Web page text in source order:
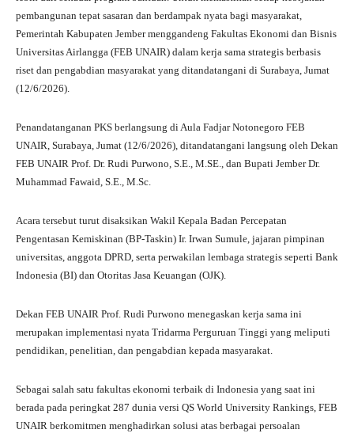
pembangunan tepat sasaran dan berdampak nyata bagi masyarakat,
Pemerintah Kabupaten Jember menggandeng Fakultas Ekonomi dan Bisnis
Universitas Airlangga (FEB UNAIR) dalam kerja sama strategis berbasis
riset dan pengabdian masyarakat yang ditandatangani di Surabaya, Jumat
(12/6/2026).
Penandatanganan PKS berlangsung di Aula Fadjar Notonegoro FEB
UNAIR, Surabaya, Jumat (12/6/2026), ditandatangani langsung oleh Dekan
FEB UNAIR Prof. Dr. Rudi Purwono, S.E., M.SE., dan Bupati Jember Dr.
Muhammad Fawaid, S.E., M.Sc.
Acara tersebut turut disaksikan Wakil Kepala Badan Percepatan
Pengentasan Kemiskinan (BP-Taskin) Ir. Irwan Sumule, jajaran pimpinan
universitas, anggota DPRD, serta perwakilan lembaga strategis seperti Bank
Indonesia (BI) dan Otoritas Jasa Keuangan (OJK).
Dekan FEB UNAIR Prof. Rudi Purwono menegaskan kerja sama ini
merupakan implementasi nyata Tridarma Perguruan Tinggi yang meliputi
pendidikan, penelitian, dan pengabdian kepada masyarakat.
Sebagai salah satu fakultas ekonomi terbaik di Indonesia yang saat ini
berada pada peringkat 287 dunia versi QS World University Rankings, FEB
UNAIR berkomitmen menghadirkan solusi atas berbagai persoalan